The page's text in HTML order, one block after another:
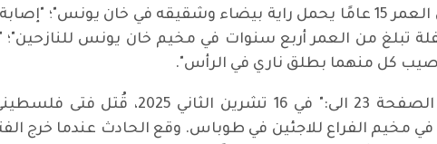
كل منهما بطلق ناري في الرأس".
في مخيم الفراع للاجئين في طوباس. وقع الحادث عندما خرج